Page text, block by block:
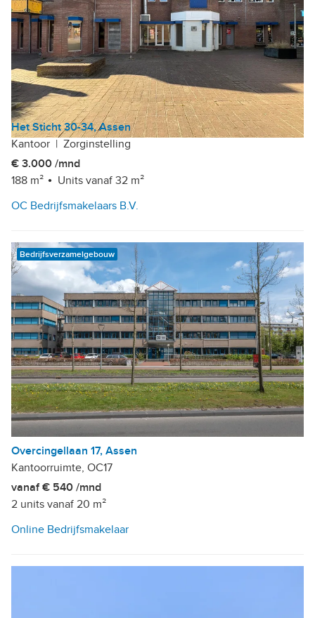
Het Sticht 30-34, Assen
Kantoor | Zorginstelling
€ 3.000 /mnd
188 m²
Units vanaf 32 m²
OC Bedrijfsmakelaars B.V.
Bedrijfsverzamelgebouw
Overcingellaan 17, Assen
Kantoorruimte, OC17
vanaf € 540 /mnd
2 units vanaf 20 m²
Online Bedrijfsmakelaar